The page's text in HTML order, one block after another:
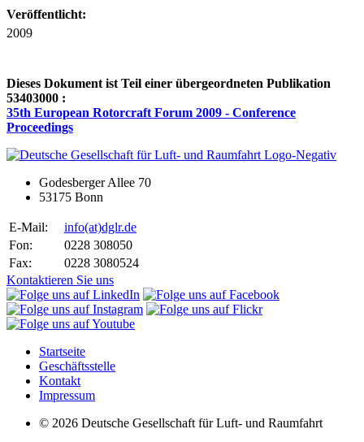
Veröffentlicht:
2009
Dieses Dokument ist Teil einer übergeordneten Publikation
53403000 :
35th European Rotorcraft Forum 2009 - Conference
Proceedings
Godesberger Allee 70
53175 Bonn
E-Mail: info(at)dglr.de
Fon:
0228 308050
Fax:
0228 3080524
Kontaktieren Sie uns
Startseite
Geschäftsstelle
Kontakt
Impressum
© 2026 Deutsche Gesellschaft für Luft- und Raumfahrt